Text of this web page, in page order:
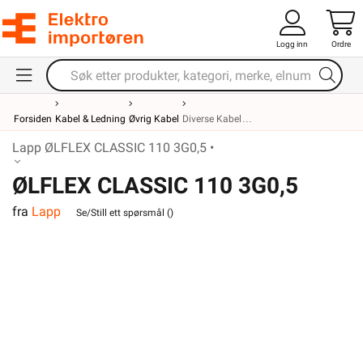
Logg inn Ordre
Forsiden Kabel & Ledning Øvrig Kabel Diverse Kabel
Lapp ØLFLEX CLASSIC 110 3G0,5 •
ØLFLEX CLASSIC 110 3G0,5
fra Lapp Se/Still ett spørsmål ()